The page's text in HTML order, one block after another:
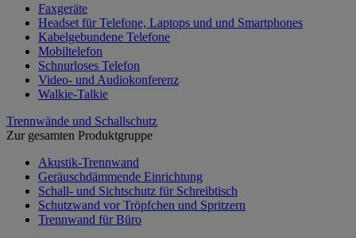
Faxgeräte
Headset für Telefone, Laptops und und Smartphones
Kabelgebundene Telefone
Mobiltelefon
Schnurloses Telefon
Video- und Audiokonferenz
Walkie-Talkie
Trennwände und Schallschutz
Zur gesamten Produktgruppe
Akustik-Trennwand
Geräuschdämmende Einrichtung
Schall- und Sichtschutz für Schreibtisch
Schutzwand vor Tröpfchen und Spritzern
Trennwand für Büro